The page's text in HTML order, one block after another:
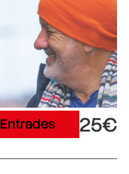
Entrades 25€